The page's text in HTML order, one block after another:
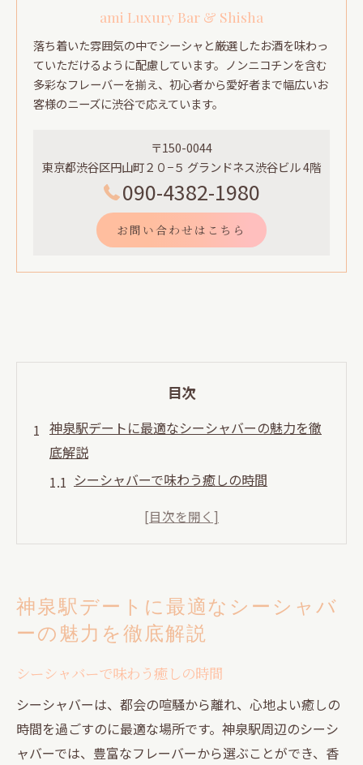
ami Luxury Bar & Shisha
落ち着いた雰囲気の中でシーシャと厳選したお酒を味わっ
ていただけるように配慮しています。ノンニコチンを含む
多彩なフレーバーを揃え、初心者から愛好者まで幅広いお
客様のニーズに渋谷で応えています。
〒150-0044
東京都渋谷区円山町２０−５ グランドネス渋谷ビル 4階
090-4382-1980
お問い合わせはこちら
目次
神泉駅デートに最適なシーシャバーの魅力を徹
底解説
シーシャバーで味わう癒しの時間
神泉駅周辺でのデートにシーシャがぴった
初めてのシーシャ体験を神泉駅で
夜のデートに最適なリラックス空間
シーシャで始まる神泉駅ロマンティックデート
シーシャを楽しむ前に知っておくべきこと
神泉駅でのシーシャデートの流れ
神泉駅デートに最適なシーシャバ
ーの魅力を徹底解説
シーシャバーで味わう癒しの時間
シーシャバーは、都会の喧騒から離れ、心地よい癒しの
時間を過ごすのに最適な場所です。神泉駅周辺のシーシ
ャバーでは、豊富なフレーバーから選ぶことができ、香